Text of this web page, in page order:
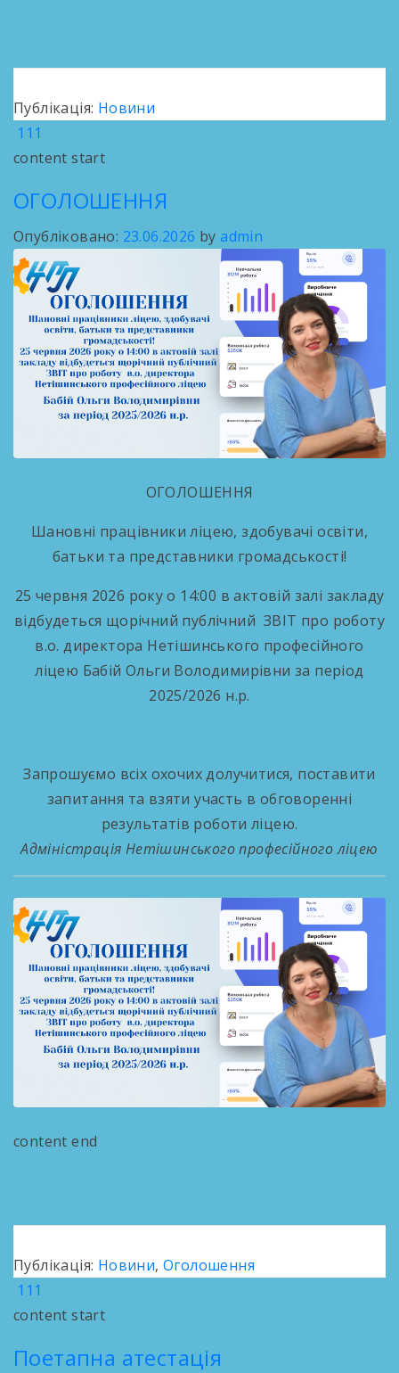
Публікація: Новини
111
content start
ОГОЛОШЕННЯ
Опубліковано: 23.06.2026 by admin
ОГОЛОШЕННЯ
Шановні працівники ліцею, здобувачі освіти,
батьки та представники громадськості!
25 червня 2026 року о 14:00 в актовій залі закладу
відбудеться щорічний публічний ЗВІТ про роботу
в.о. директора Нетішинського професійного
ліцею Бабій Ольги Володимирівниза період
2025/2026 н.р.
Запрошуємо всіх охочих долучитися, поставити
запитання та взяти участь в обговоренні
результатів роботи ліцею.
Адміністрація Нетішинського професійного ліцею
content end
Публікація: Новини,Оголошення
111
content start
Поетапна атестація